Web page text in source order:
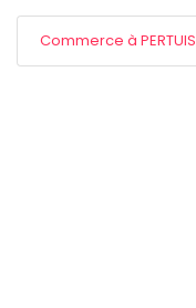
Commerce à PERTUIS